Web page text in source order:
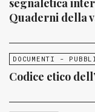
segnaletica
Quaderni della
DOCUMENTI -
Codice etico